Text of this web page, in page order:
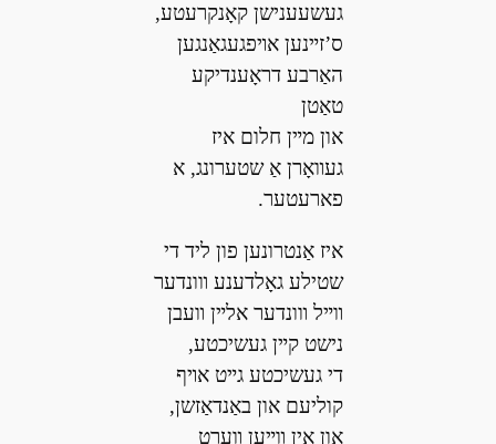
געשעענישן קאָנקרעטע,
ס’זײנען אױפגעגאַנגען
האַרבע דראָענדיקע
טאַטן
און מײן חלום איז
געװאָרן אַ שטערונג, א
פארעטער.
איז אַנטרונען פון ליד די
שטילע גאָלדענע װונדער
װײל װונדער אלײן װעבן
נישט קײן געשיכטע,
די געשיכטע גײט אױף
קוליעם און באַנדאַזשן,
און אין װײען װערט